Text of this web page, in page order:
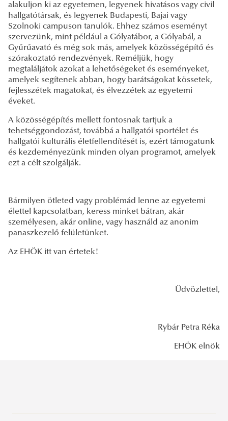
alakuljon ki az egyetemen, legyenek hivatásos vagy civil
hallgatótársak, és legyenek Budapesti, Bajai vagy
Szolnoki campuson tanulók. Ehhez számos eseményt
szervezünk, mint például a Gólyatábor, a Gólyabál, a
Gyűrűavató és még sok más, amelyek közösségépítő és
szórakoztató rendezvények. Reméljük, hogy
megtaláljátok azokat a lehetőségeket és eseményeket,
amelyek segítenek abban, hogy barátságokat kössetek,
fejlesszétek magatokat, és élvezzétek az egyetemi
éveket.
A közösségépítés mellett fontosnak tartjuk a
tehetséggondozást, továbbá a hallgatói sportélet és
hallgatói kulturális életfellendítését is, ezért támogatunk
és kezdeményezünk minden olyan programot, amelyek
ezt a célt szolgálják.
Bármilyen ötleted vagy problémád lenne az egyetemi
élettel kapcsolatban, keress minket bátran, akár
személyesen, akár online, vagy használd az anonim
panaszkezelő felületünket.
Az EHÖK itt van értetek!
Üdvözlettel,
Rybár Petra Réka
EHÖK elnök